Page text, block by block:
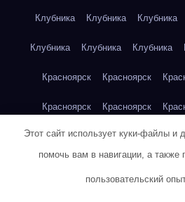
Клубника Клубника Клубника
Клубника Клубника Клубника
Красноярск Красноярск
Красноярск Красноярск
Красноярск Красноярск
Этот сайт использует куки-файлы и
помочь вам в навигации, а также
пользовательский